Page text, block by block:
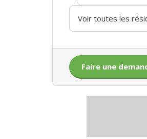
Voir toutes les
Faire une